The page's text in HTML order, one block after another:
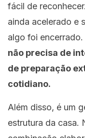
fácil de
ainda acelerado e
algo foi encerrado.
não precisa de
de preparação
cotidiano.
Além disso, é um
estrutura da casa.